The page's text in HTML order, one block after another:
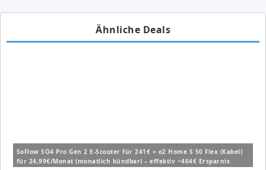
Ähnliche Deals
SoFlow SO4 Pro Gen 2 E-Scooter für 241€ + o2 Home S 50 Flex (Kabel)
für 24,99€/Monat (monatlich kündbar) – effektiv ~464€ Ersparnis